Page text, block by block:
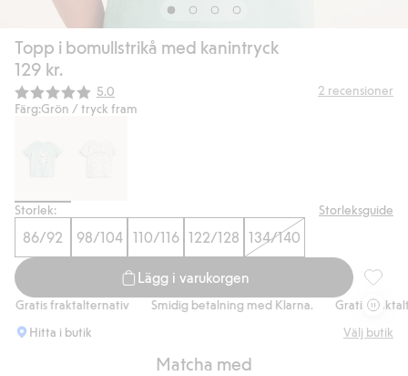
Topp i bomullstrikå med kanintryck
129 kr.
Snittbetyg:
5.0 2 recensioner
Färg:Grön / tryck fram
Storlek: Storleksguide
86/92 98/104 110/116 122/128 134/140
Lägg i varukorgen
Topp
fraktalternativ Smidig betalning med Klarna.
Gratis
Hitta i butik
Välj butik
Matcha med